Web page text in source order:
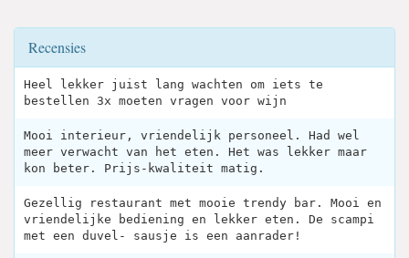
Recensies
Heel lekker juist lang wachten om iets te
bestellen 3x moeten vragen voor wijn
Mooi interieur, vriendelijk personeel. Had wel
meer verwacht van het eten. Het was lekker maar
kon beter. Prijs-kwaliteit matig.
Gezellig restaurant met mooie trendy bar. Mooi en
vriendelijke bediening en lekker eten. De scampi
met een duvel- sausje is een aanrader!